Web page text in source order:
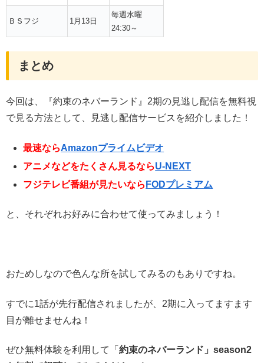
ＢＳフジ 1月13日
毎週水曜
24:30～
まとめ
今回は、『約束のネバーランド』2期の見逃し配信を無料視
で見る方法として、見逃し配信サービスを紹介しました！
最速ならAmazonプライムビデオ
アニメなどをたくさん見るならU-NEXT
フジテレビ番組が見たいなら FODプレミアム
と、それぞれお好みに合わせて使ってみましょう！
おためしなので色んな所を試してみるのもありですね。
すでに1話が先行配信されましたが、2期に入ってますます
目が離せませんね！
ぜひ無料体験を利用して「 約束のネバーランド」season2